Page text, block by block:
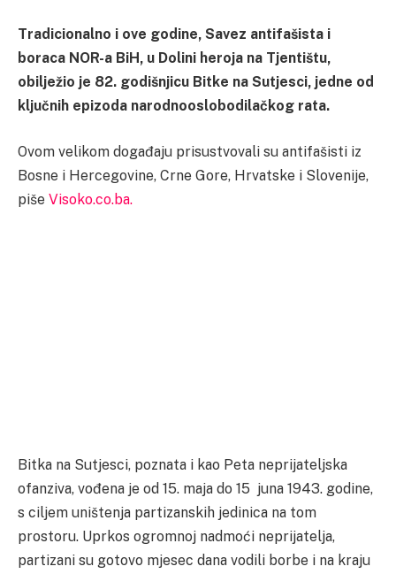
Tradicionalno i ove godine, Savez antifašista i
boraca NOR-a BiH, u Dolini heroja na Tjentištu,
obilježio je 82. godišnjicu Bitke na Sutjesci, jedne od
ključnih epizoda narodnooslobodilačkog rata.
Ovom velikom događaju prisustvovali su antifašisti iz
Bosne i Hercegovine, Crne Gore, Hrvatske i Slovenije,
piše Visoko.co.ba.
Bitka na Sutjesci, poznata i kao Peta neprijateljska
ofanziva, vođena je od 15. maja do 15 juna 1943. godine,
s ciljem uništenja partizanskih jedinica na tom
prostoru. Uprkos ogromnoj nadmoći neprijatelja,
partizani su gotovo mjesec dana vodili borbe i na kraju